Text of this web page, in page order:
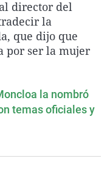
La rosa de los vientos
Gente viajera
Como el perro y el
Caso
Retornados
Equipo de
Extremadura
Galicia
La Rioja
País Vasco
Virales
Televisión
Elecciones
director del
la
que dijo que
por ser la mujer
la nombró
temas oficiales y